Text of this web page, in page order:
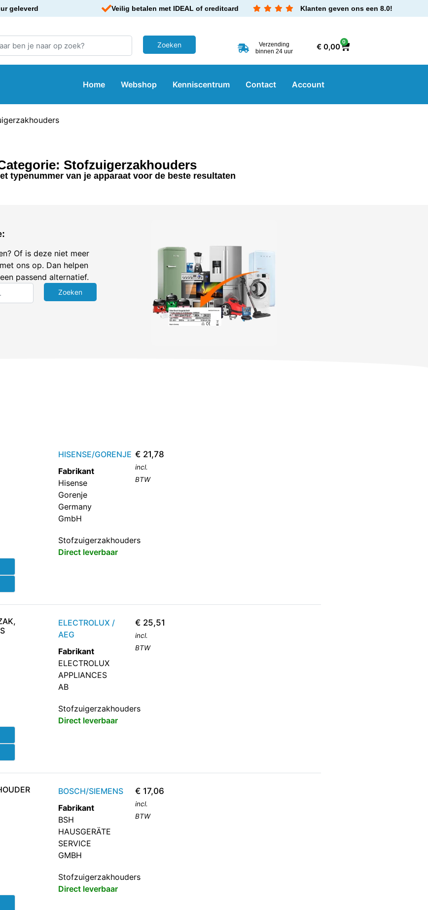
geleverd Veilig betalen met IDEAL of creditcard Klanten geven ons een 8.0!
Verzending
binnen 24 uur
€0,00
0
Home Webshop Kenniscentrum Contact Account
Stofzuigerzakhouders
typenummer van je apparaat voor de beste resultaten
Of is deze niet meer
met ons op. Dan helpen
passend alternatief.
HISENSE/GORENJE
Fabrikant
Hisense
Gorenje
Germany
GmbH
Stofzuigerzakhouders
Direct leverbaar
€ 21,78
incl.
BTW
ELECTROLUX /
AEG
Fabrikant
ELECTROLUX
APPLIANCES
AB
Stofzuigerzakhouders
Direct leverbaar
€ 25,51
incl.
BTW
BOSCH/SIEMENS
Fabrikant
BSH
HAUSGERÄTE
SERVICE
GMBH
Stofzuigerzakhouders
Direct leverbaar
€ 17,06
incl.
BTW